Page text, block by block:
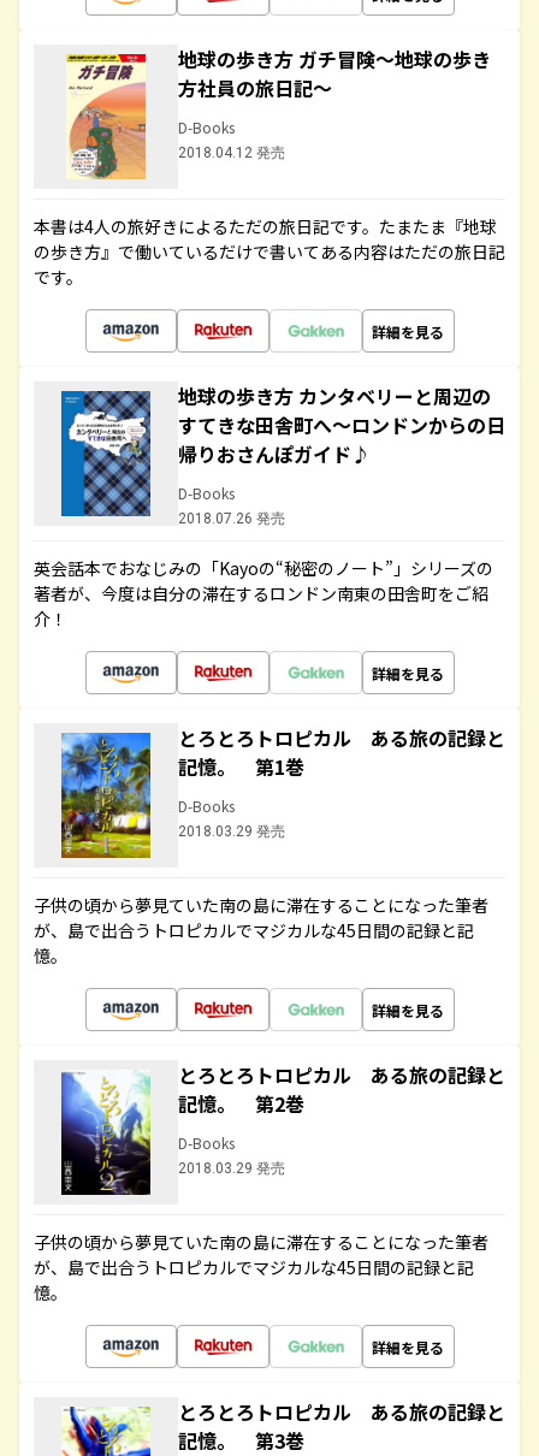
地球の歩き方 ガチ冒険～地球の歩き
方社員の旅日記～
D-Books
2018.04.12 発売
本書は4人の旅好きによるただの旅日記です。たまたま『地球
の歩き方』で働いているだけで書いてある内容はただの旅日記
です。
詳細を見る
地球の歩き方 カンタベリーと周辺の
すてきな田舎町へ～ロンドンからの日
帰りおさんぽガイド♪
D-Books
2018.07.26 発売
英会話本でおなじみの「Kayoの“秘密のノート”」シリーズの
著者が、今度は自分の滞在するロンドン南東の田舎町をご紹
介！
詳細を見る
とろとろトロピカル ある旅の記録と
記憶。 第1巻
D-Books
2018.03.29 発売
子供の頃から夢見ていた南の島に滞在することになった筆者
が、島で出合うトロピカルでマジカルな45日間の記録と記
憶。
詳細を見る
とろとろトロピカル ある旅の記録と
記憶。 第2巻
D-Books
2018.03.29 発売
子供の頃から夢見ていた南の島に滞在することになった筆者
が、島で出合うトロピカルでマジカルな45日間の記録と記
憶。
詳細を見る
とろとろトロピカル ある旅の記録と
記憶。 第3巻